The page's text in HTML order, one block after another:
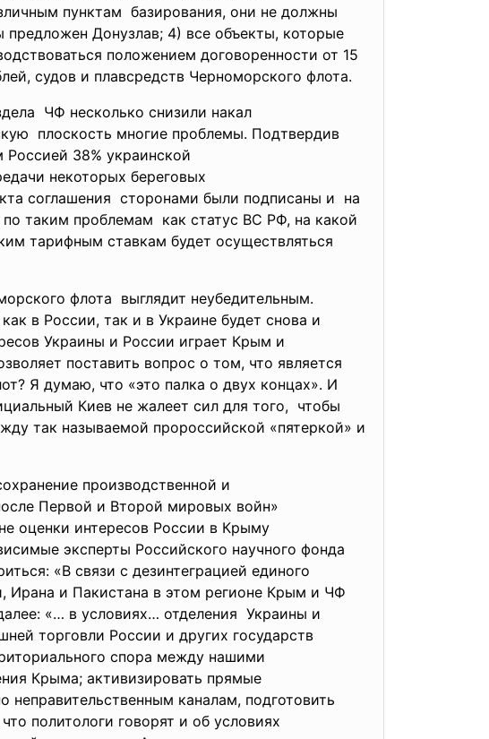
пунктам базирования, они не должны
Донузлав; 4) все объекты, которые
положением договоренности от 15
судов и плавсредств Черноморского флота.
ЧФ несколько снизили накал
плоскость многие проблемы. Подтвердив
38% украинской
некоторых береговых
соглашения сторонами были подписаны и на
таким проблемам как статус ВС РФ, на какой
тарифным ставкам будет осуществляться
флота выглядит неубедительным.
в России, так и в Украине будет снова и
Украины и России играет Крым и
поставить вопрос о том, что является
Я думаю, что «это палка о двух концах». И
Киев не жалеет сил для того, чтобы
так называемой пророссийской «пятеркой» и
производственной и
Первой и Второй мировых войн»
оценки интересов России в Крыму
эксперты Российского научного фонда
«В связи с дезинтеграцией единого
Ирана и Пакистана в этом регионе Крым и ЧФ
«… в условиях… отделения Украины и
торговли России и других государств
спора между нашими
Крыма; активизировать прямые
каналам, подготовить
политологи говорят и об условиях